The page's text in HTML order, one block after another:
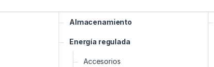
Almacenamiento
Energía regulada
Accesorios